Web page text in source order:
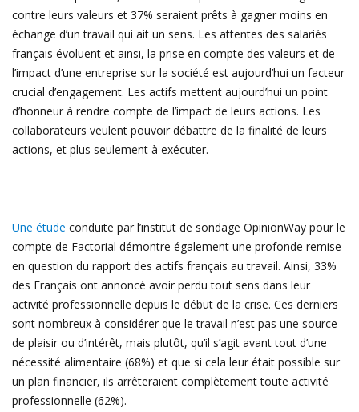
contre leurs valeurs et 37% seraient prêts à gagner moins en
échange d’un travail qui ait un sens. Les attentes des salariés
français évoluent et ainsi, la prise en compte des valeurs et de
l’impact d’une entreprise sur la société est aujourd’hui un facteur
crucial d’engagement. Les actifs mettent aujourd’hui un point
d’honneur à rendre compte de l’impact de leurs actions. Les
collaborateurs veulent pouvoir débattre de la finalité de leurs
actions, et plus seulement à exécuter.
Une étude conduite par l’institut de sondage OpinionWay pour le
compte de Factorial démontre également une profonde remise
en question du rapport des actifs français au travail. Ainsi, 33%
des Français ont annoncé avoir perdu tout sens dans leur
activité professionnelle depuis le début de la crise. Ces derniers
sont nombreux à considérer que le travail n’est pas une source
de plaisir ou d’intérêt, mais plutôt, qu’il s’agit avant tout d’une
nécessité alimentaire (68%) et que si cela leur était possible sur
un plan financier, ils arrêteraient complètement toute activité
professionnelle (62%).